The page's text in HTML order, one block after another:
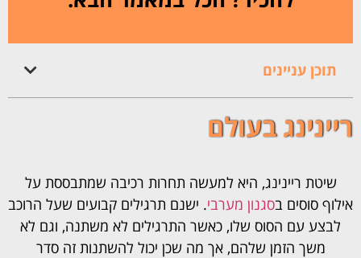
תוכן עניינים
ריינינג בעולם
שיטת ריינינג, היא למעשה תחרות רכיבה שמתבססת על
אילוף סוסים בסגנון מערבי. ישנם תרגילים קבועים שעל הרוכב
לבצע עם הסוס שלו, כאשר התרגילים לא משתנה, וגם לא
משך הזמן שלהם, אך מה שכן יכול להשתנות זה סדר